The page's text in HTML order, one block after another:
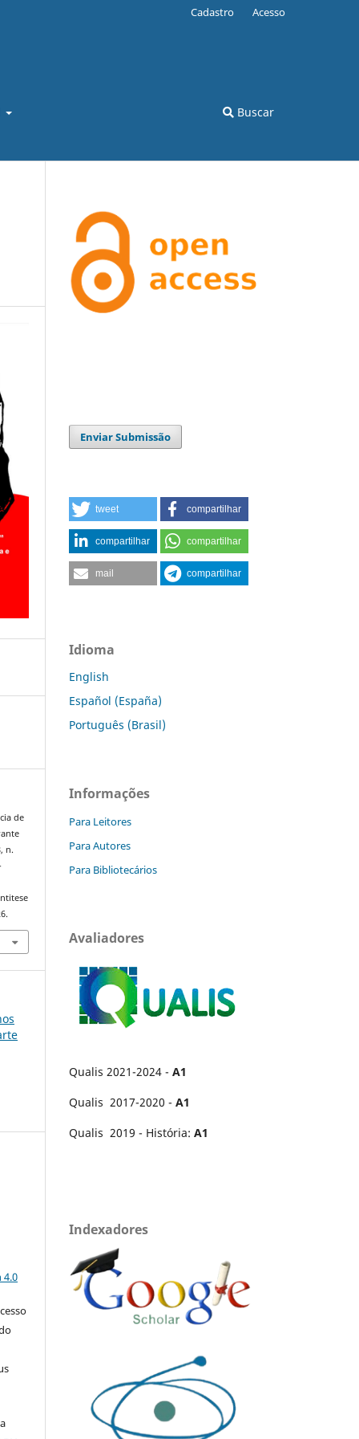
Buscar
Cadastro Acesso
de
n.
4.0
Enviar Submissão
tweet compartilhar
compartilhar compartilhar
mail compartilhar
Idioma
English
Español (España)
Português (Brasil)
Informações
Para Leitores
Para Autores
Para Bibliotecários
Avaliadores
Qualis 2021-2024 - A1
Qualis 2017-2020 - A1
Qualis 2019 - História: A1
Indexadores